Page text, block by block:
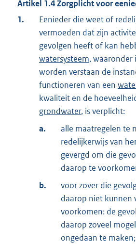
Artikel 1.4Zorgplicht voor
1.
Eenieder die weet of
vermoeden dat zijn
gevolgen heeft of kan
watersysteem, waaronder
worden verstaan de
functioneren van een
kwaliteit en de
grondwater, is verplicht:
a.
alle maatregelen te
redelijkerwijs van
gevergd om die
daarop te
b.
voor zover die
daarop niet kunnen
voorkomen: de
daarop zoveel
ongedaan te maken;